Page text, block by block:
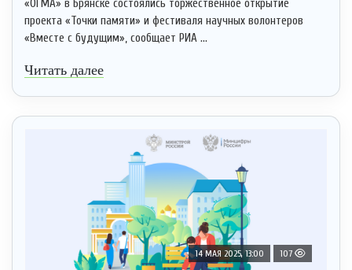
«ОГМА» в Брянске состоялись торжественное открытие
проекта «Точки памяти» и фестиваля научных волонтеров
«Вместе с будущим», сообщает РИА ...
Читать далее
14 МАЯ 2025, 13:00 107